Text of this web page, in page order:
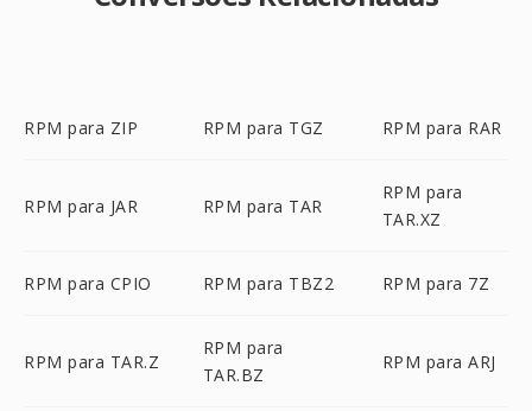
RPM para ZIP RPM para TGZ RPM para RAR
RPM para JAR RPM para TAR
RPM para
TAR.XZ
RPM para CPIO RPM para TBZ2 RPM para 7Z
RPM para TAR.Z
RPM para
TAR.BZ
RPM para ARJ